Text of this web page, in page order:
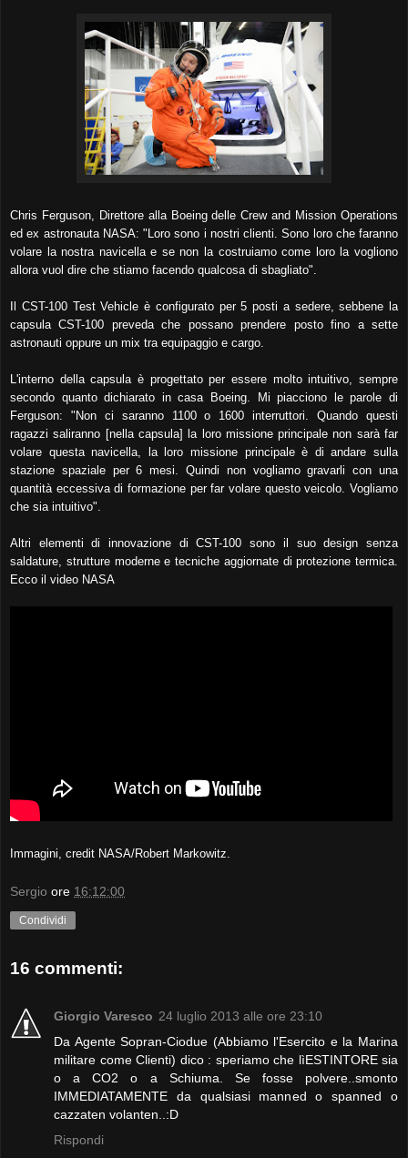
Chris Ferguson, Direttore alla Boeing delle Crew and Mission Operations
ed ex astronauta NASA: "Loro sono i nostri clienti. Sono loro che faranno
volare la nostra navicella e se non la costruiamo come loro la vogliono
allora vuol dire che stiamo facendo qualcosa di sbagliato".
Il CST-100 Test Vehicle è configurato per 5 posti a sedere, sebbene la
capsula CST-100 preveda che possano prendere posto fino a sette
astronauti oppure un mix tra equipaggio e cargo.
L'interno della capsula è progettato per essere molto intuitivo, sempre
secondo quanto dichiarato in casa Boeing. Mi piacciono le parole di
Ferguson: "Non ci saranno 1100 o 1600 interruttori. Quando questi
ragazzi saliranno [nella capsula] la loro missione principale non sarà far
volare questa navicella, la loro missione principale è di andare sulla
stazione spaziale per 6 mesi. Quindi non vogliamo gravarli con una
quantità eccessiva di formazione per far volare questo veicolo. Vogliamo
che sia intuitivo".
Altri elementi di innovazione di CST-100 sono il suo design senza
saldature, strutture moderne e tecniche aggiornate di protezione termica.
Ecco il video NASA
Immagini, credit NASA/Robert Markowitz.
Sergio ore 16:12:00
Condividi
16 commenti:
Giorgio Varesco 24 luglio 2013 alle ore 23:10
Da Agente Sopran-Ciodue (Abbiamo l'Esercito e la Marina
militare come Clienti) dico : speriamo che lìESTINTORE sia
o a CO2 o a Schiuma. Se fosse polvere..smonto
IMMEDIATAMENTE da qualsiasi manned o spanned o
cazzaten volanten..:D
Rispondi